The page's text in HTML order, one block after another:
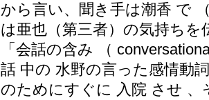
から言い、聞き手は潮香 で
は亜也（第三者）の気持ち
「会話の含み （
話 中の 水野の言った感情動
のためにすぐに 入院 させ